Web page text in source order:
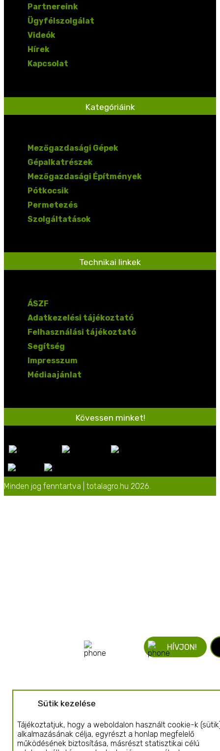
HÍVJON!
Partnereink
Ügyfélszolgálat
Videók
Hírek
Kapcsolat
Kategóriáink
Mezőgazdasági Gépek
Gépalkatrészek
Mezőgazdasági Építmények
Pótkocsik
Permetezés
Szolgáltatások
Technikai linkek
ÁSZF
Adatkezelési tájékoztató
Felhasználási tájékoztató
Segítség
Impresszum
Médiaajánlat
Kövessen minket!
Minden jog fenntartva | totalagro.hu 2026.
Sütik kezelése
Tájékoztatjuk, hogy a weboldalon használt cookie-k
alkalmazásának célja, egyrészt a honlap megfelelő
működésének biztosítása, másrészt statisztikai célú